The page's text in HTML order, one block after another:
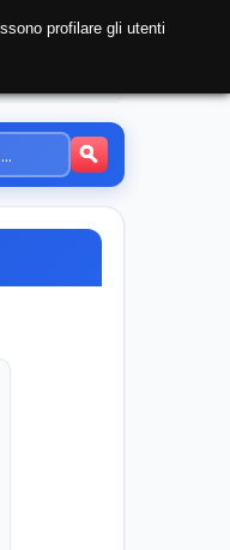
profilare gli utenti